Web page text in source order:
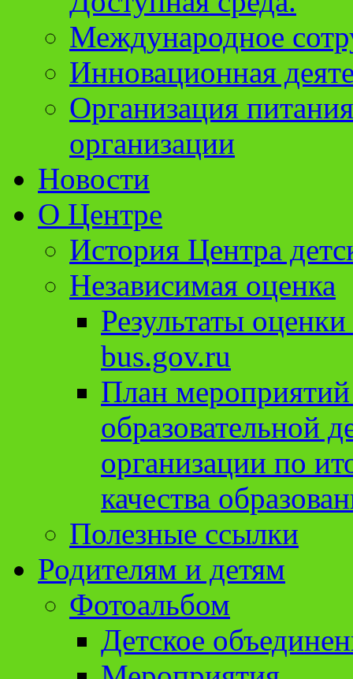
Международное
Инновационная
Организация
организации
Новости
О Центре
История Центра
Независимая оценка
Результаты
bus.gov.ru
План
образовательной
организации по
качества
Полезные ссылки
Родителям и детям
Фотоальбом
Детское